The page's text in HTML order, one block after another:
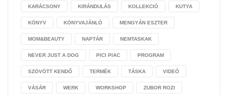
KARÁCSONY KIRÁNDULÁS KOLLEKCIÓ KUTYA
KÖNYV KÖNYVAJÁNLÓ MENGYÁN ESZTER
MOM&BEAUTY NAPTÁR NEMTASKAK
NEVER JUST A DOG PICI PIAC PROGRAM
SZÖVÖTT KENDŐ TERMÉK TÁSKA VIDEÓ
VÁSÁR WERK WORKSHOP ZUBOR ROZI